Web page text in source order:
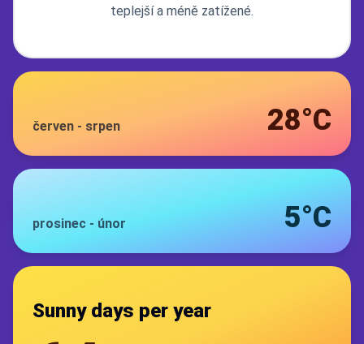
teplejší a méně zatížené.
červen - srpen 28°C
prosinec - únor 5°C
Sunny days per year